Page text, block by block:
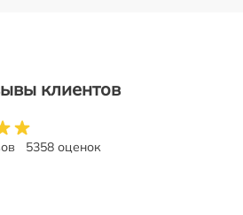
клиентов
5358 оценок